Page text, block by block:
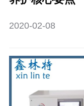
2020-02-08